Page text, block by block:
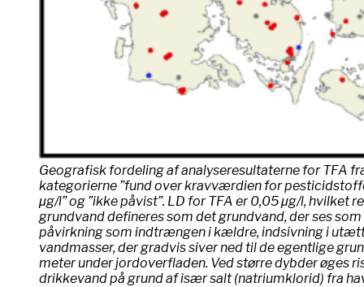
Geografisk fordeling af analyseresultaterne for TFA
kategorierne ”fund over kravværdien for
μg/l” og ”ikke påvist”. LD for TFA er 0,05 μg/l,
grundvand defineres som det grundvand, der ses
påvirkning som indtrængen i kældre, indsivning i
vandmasser, der gradvis siver ned til de egentlige
meter under jordoverfladen. Ved større dybder øges
drikkevand på grund af især salt (natriumklorid) fra